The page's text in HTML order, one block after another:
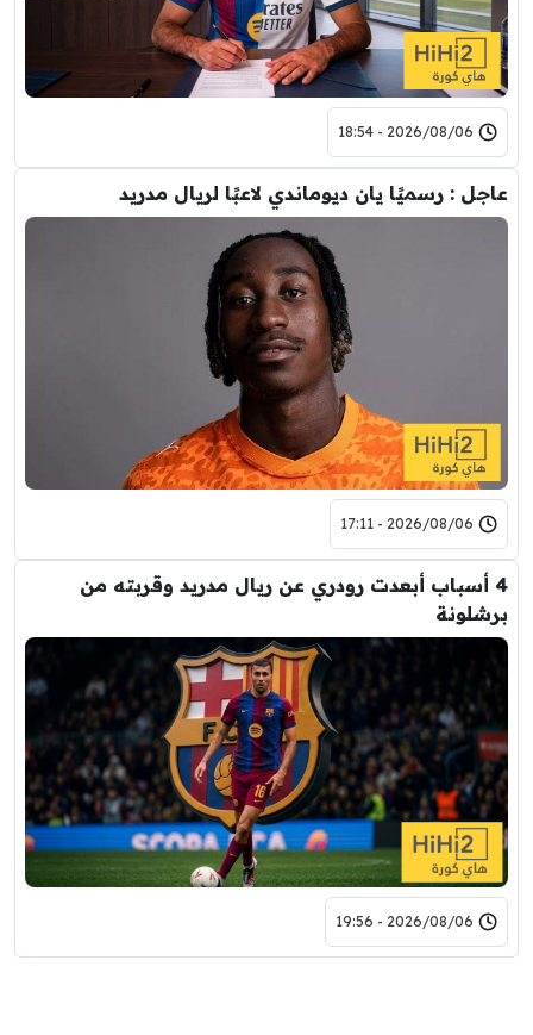
2026/08/06 - 18:54
عاجل : رسميًا يان ديوماندي لاعبًا لريال مدريد
2026/08/06 - 17:11
4 أسباب أبعدت رودري عن ريال مدريد وقربته من
برشلونة
2026/08/06 - 19:56